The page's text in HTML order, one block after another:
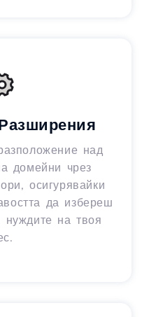
над
домейни чрез
осигурявайки
да избереш
на твоя